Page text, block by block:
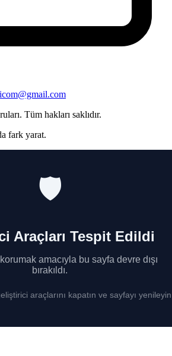
Tüm hakları saklıdır.
fark yarat.
🛡️
Araçları Tespit Edildi
amacıyla bu sayfa devre dışı
bırakıldı.
araçlarını kapatın ve sayfayı